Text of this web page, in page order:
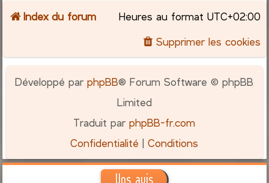
Index du forum Heures au format UTC+02:00
Supprimer les cookies
Développé parphpBB® Forum Software © phpBB
Limited
Traduit parphpBB-fr.com
Confidentialité |Conditions
Vos avis